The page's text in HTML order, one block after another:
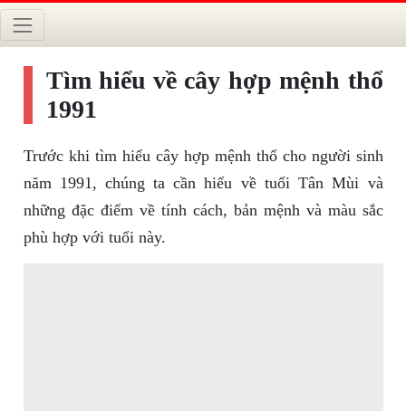
Tìm hiểu về cây hợp mệnh thổ
1991
Trước khi tìm hiểu cây hợp mệnh thổ cho người sinh
năm 1991, chúng ta cần hiểu về tuổi Tân Mùi và
những đặc điểm về tính cách, bản mệnh và màu sắc
phù hợp với tuổi này.